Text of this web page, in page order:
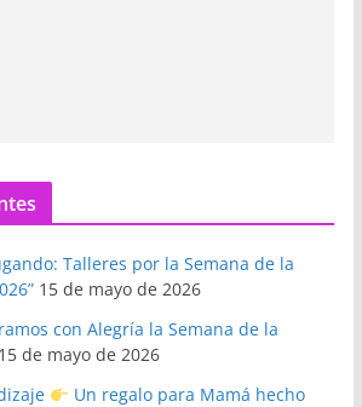
Talleres por la Semana de la
15 de mayo de 2026
con Alegría la Semana de la
15 de mayo de 2026
Un regalo para Mamá hecho